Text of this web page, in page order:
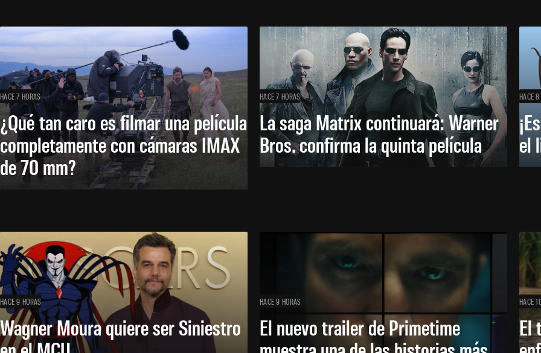
HACE 7 HORAS
¿Qué tan caro es filmar una película
completamente con cámaras IMAX
de 70 mm?
HACE 7 HORAS
La saga Matrix continuará: Warner
Bros. confirma la quinta película
HACE
el
HACE 9 HORAS
Wagner Moura quiere ser Siniestro
HACE 9 HORAS
El nuevo trailer de Primetime
HACE
El